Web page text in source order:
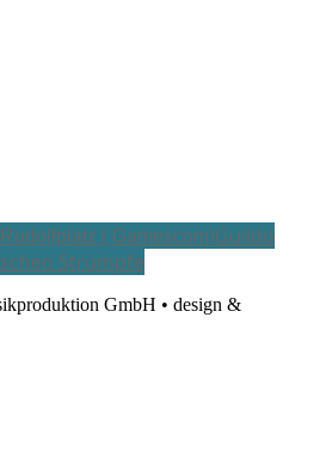
( Gamescom)Guildo
Strümpfe
GmbH • design &